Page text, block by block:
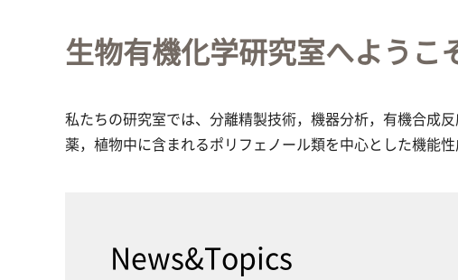
生物有機化学研究室へようこ
私たちの研究室では、分離精製技術，機器分析，有機合成
薬，植物中に含まれるポリフェノール類を中心とした機能
News&Topics